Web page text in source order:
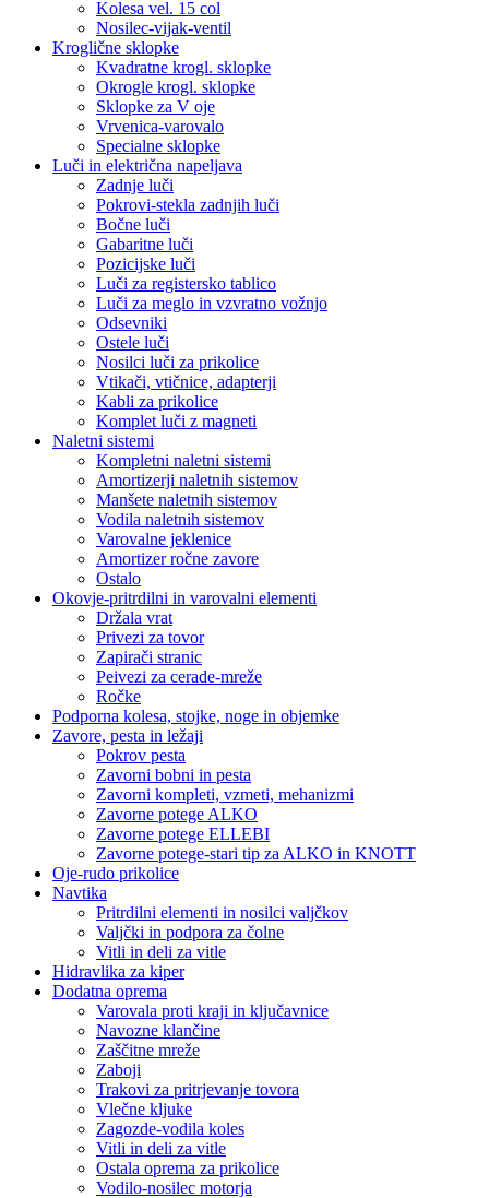
Kolesa vel. 15 col
Nosilec-vijak-ventil
Kroglične sklopke
Kvadratne krogl. sklopke
Okrogle krogl. sklopke
Sklopke za V oje
Vrvenica-varovalo
Specialne sklopke
Luči in električna napeljava
Zadnje luči
Pokrovi-stekla zadnjih luči
Bočne luči
Gabaritne luči
Pozicijske luči
Luči za registersko tablico
Luči za meglo in vzvratno vožnjo
Odsevniki
Ostele luči
Nosilci luči za prikolice
Vtikači, vtičnice, adapterji
Kabli za prikolice
Komplet luči z magneti
Naletni sistemi
Kompletni naletni sistemi
Amortizerji naletnih sistemov
Manšete naletnih sistemov
Vodila naletnih sistemov
Varovalne jeklenice
Amortizer ročne zavore
Ostalo
Okovje-pritrdilni in varovalni elementi
Držala vrat
Privezi za tovor
Zapirači stranic
Peivezi za cerade-mreže
Ročke
Podporna kolesa, stojke, noge in objemke
Zavore, pesta in ležaji
Pokrov pesta
Zavorni bobni in pesta
Zavorni kompleti, vzmeti, mehanizmi
Zavorne potege ALKO
Zavorne potege ELLEBI
Zavorne potege-stari tip za ALKO in KNOTT
Oje-rudo prikolice
Navtika
Pritrdilni elementi in nosilci valjčkov
Valjčki in podpora za čolne
Vitli in deli za vitle
Hidravlika za kiper
Dodatna oprema
Varovala proti kraji in ključavnice
Navozne klančine
Zaščitne mreže
Zaboji
Trakovi za pritrjevanje tovora
Vlečne kljuke
Zagozde-vodila koles
Vitli in deli za vitle
Ostala oprema za prikolice
Vodilo-nosilec motorja